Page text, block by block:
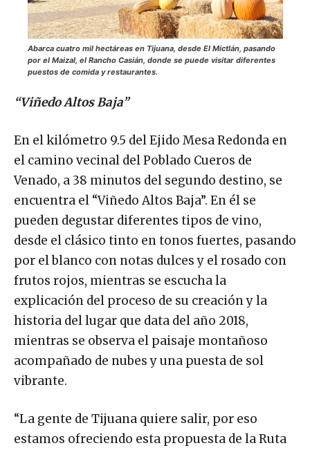
Abarca cuatro mil hectáreas en Tijuana, desde El Mictlán, pasando
por el Maizal, el Rancho Casián, donde se puede visitar diferentes
puestos de comida y restaurantes.
“Viñedo Altos Baja”
En el kilómetro 9.5 del Ejido Mesa Redonda en
el camino vecinal del Poblado Cueros de
Venado, a 38 minutos del segundo destino, se
encuentra el “Viñedo Altos Baja”. En él se
pueden degustar diferentes tipos de vino,
desde el clásico tinto en tonos fuertes, pasando
por el blanco con notas dulces y el rosado con
frutos rojos, mientras se escucha la
explicación del proceso de su creación y la
historia del lugar que data del año 2018,
mientras se observa el paisaje montañoso
acompañado de nubes y una puesta de sol
vibrante.
“La gente de Tijuana quiere salir, por eso
estamos ofreciendo esta propuesta de la Ruta